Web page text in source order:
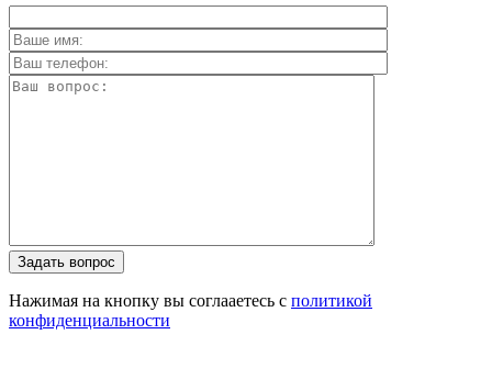
Задать вопрос
Нажимая на кнопку вы соглааетесь с политикой
конфиденциальности